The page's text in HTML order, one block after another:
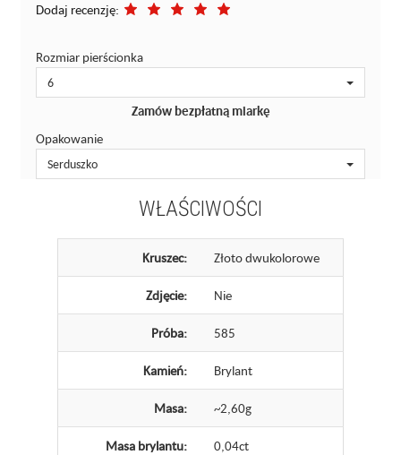
Dodaj recenzję:
Rozmiar pierścionka
6
Zamów bezpłatną miarkę
Opakowanie
Serduszko
WŁAŚCIWOŚCI
Kruszec: Złoto dwukolorowe
Zdjęcie: Nie
Próba: 585
Kamień: Brylant
Masa: ~2,60g
Masa brylantu: 0,04ct